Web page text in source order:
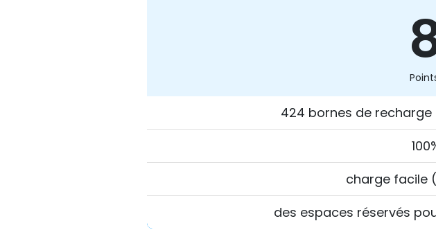
424 bornes de recharge
charge facile
des espaces réservés